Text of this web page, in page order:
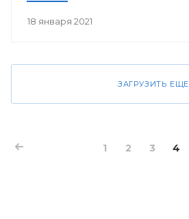
18 января 2021
ЗАГРУЗИТЬ ЕЩЕ
1 2 3 4